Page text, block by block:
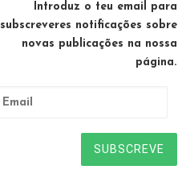
Introduz o teu email para
subscreveres notificações sobre
novas publicações na nossa
página.
SUBSCREVE